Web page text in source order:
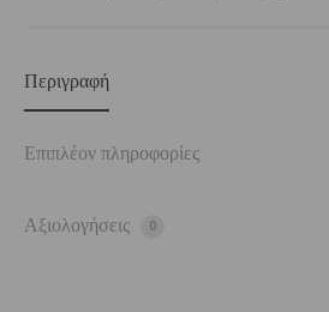
Περιγραφή
Επιπλέον πληροφορίες
Αξιολογήσεις 0